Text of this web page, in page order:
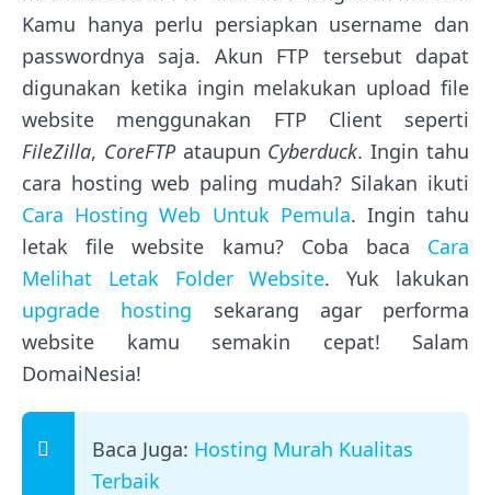
Kamu hanya perlu persiapkan username dan
passwordnya saja. Akun FTP tersebut dapat
digunakan ketika ingin melakukan upload file
website menggunakan FTP Client seperti
FileZilla, CoreFTPataupun Cyberduck. Ingin tahu
cara hosting web paling mudah? Silakan ikuti
Cara Hosting Web Untuk Pemula. Ingin tahu
letak file website kamu? Coba baca Cara
Melihat Letak Folder Website. Yuk lakukan
upgrade hosting sekarang agar performa
website kamu semakin cepat! Salam
DomaiNesia!
Baca Juga: Hosting Murah Kualitas
Terbaik